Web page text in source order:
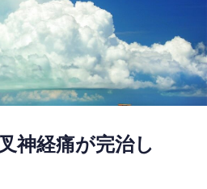
神経痛が完治し